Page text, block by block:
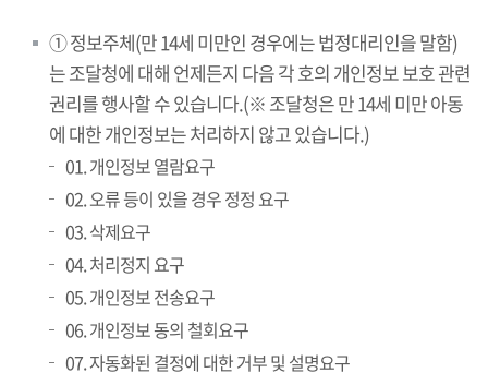
① 정보주체(만 14세 미만인 경우에는 법정대리인을 말함)
는 조달청에 대해 언제든지 다음 각 호의 개인정보 보호 관련
권리를 행사할 수 있습니다.(※ 조달청은 만 14세 미만 아동
에 대한 개인정보는 처리하지 않고 있습니다.)
01. 개인정보 열람요구
02. 오류 등이 있을 경우 정정 요구
03. 삭제요구
04. 처리정지 요구
05. 개인정보 전송요구
06. 개인정보 동의 철회요구
07. 자동화된 결정에 대한 거부 및 설명요구